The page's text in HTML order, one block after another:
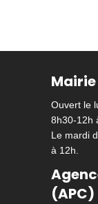
Ouvert le
8h30-12h
Le mardi
à 12h.
(APC)